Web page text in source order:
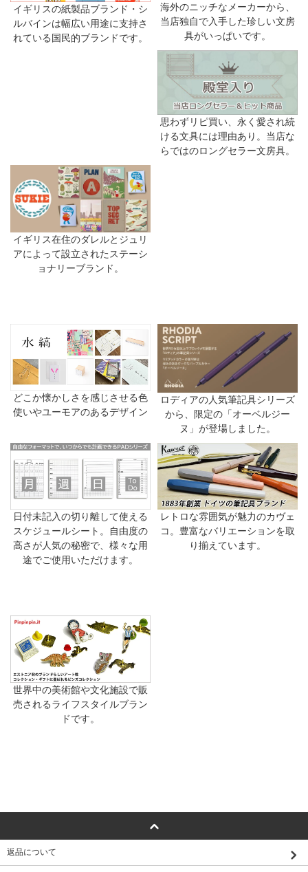
イギリスの紙製品ブランド・シ
ルバインは幅広い用途に支持さ
れている国民的ブランドです。
海外のニッチなメーカーから、
当店独自で入手した珍しい文房
具がいっぱいです。
思わずリピ買い、永く愛され続
ける文具には理由あり。当店な
らではのロングセラー文房具。
イギリス在住のダレルとジュリ
アによって設立されたステーシ
ョナリーブランド。
どこか懐かしさを感じさせる色
使いやユーモアのあるデザイン
ロディアの人気筆記具シリーズ
から、限定の「オーベルジー
ヌ」が登場しました。
日付未記入の切り離して使える
スケジュールシート。自由度の
高さが人気の秘密で、様々な用
途でご使用いただけます。
レトロな雰囲気が魅力のカヴェ
コ。豊富なバリエーションを取
り揃えています。
世界中の美術館や文化施設で販
売されるライフスタイルブラン
ドです。
返品について